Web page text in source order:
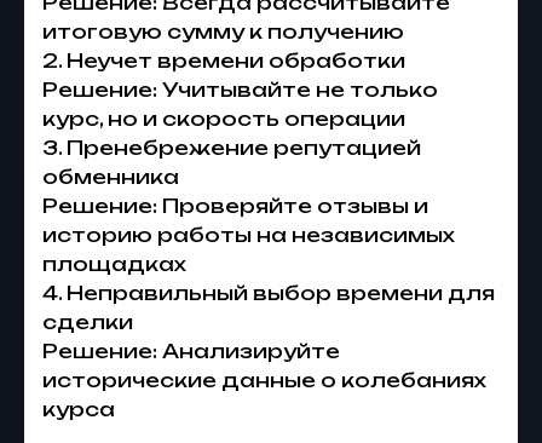
итоговую сумму к получению
2. Неучет времени обработки
Решение: Учитывайте не только
курс, но и скорость операции
3. Пренебрежение репутацией
обменника
Решение: Проверяйте отзывы и
историю работы на независимых
площадках
4. Неправильный выбор времени для
сделки
Решение: Анализируйте
исторические данные о колебаниях
курса